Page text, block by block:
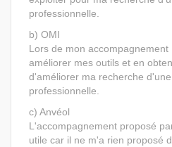
professionnelle.
b) OMI
Lors de mon accompagnement
améliorer mes outils et en
d'améliorer ma recherche
professionnelle.
c) Anvéol
L'accompagnement proposé
utile car il ne m'a rien proposé